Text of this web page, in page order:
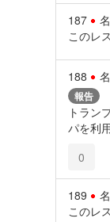
187
このレ
188
報告
トラン
パを利
0
189
このレ